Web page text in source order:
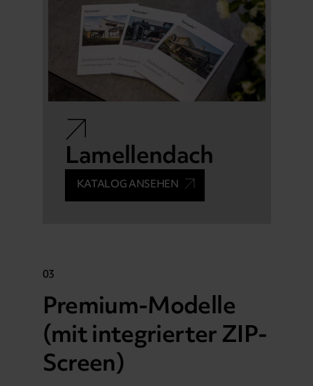
Lamellendach
KATALOG ANSEHEN
03
Premium-Modelle
(mit integrierter ZIP-
Screen)